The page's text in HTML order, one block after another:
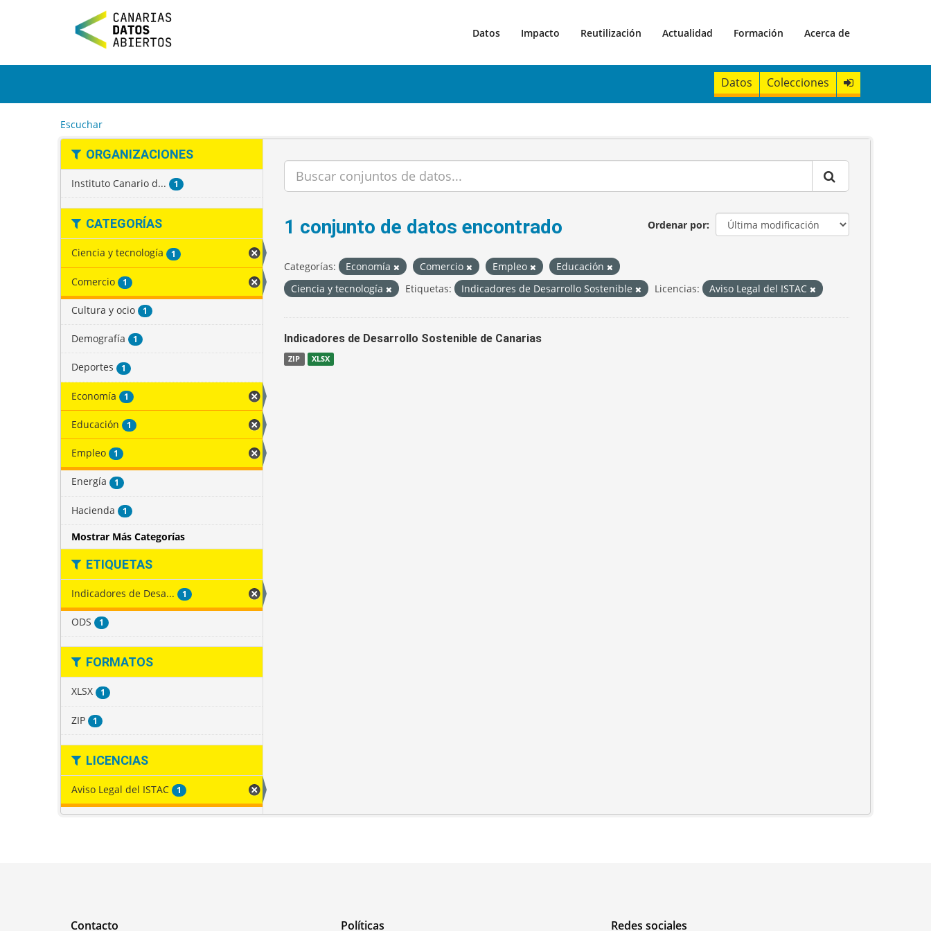
t
Datos Impacto Reutilización Actualidad Formación Acerca de
Datos Colecciones
Escuchar
ORGANIZACIONES
Instituto Canario d... 1
CATEGORÍAS
Ciencia y tecnología 1
Comercio 1
Cultura y ocio 1
Demografía 1
Deportes 1
Economía 1
Educación 1
Empleo 1
Energía 1
Hacienda 1
Mostrar Más Categorías
ETIQUETAS
Indicadores de Desa... 1
ODS 1
FORMATOS
XLSX 1
ZIP 1
LICENCIAS
Aviso Legal del ISTAC 1
Ordenar por
1 conjunto de datos encontrado
Categorías: Economía Comercio Empleo
Educación
Ciencia y tecnología
Etiquetas: Indicadores de Desarrollo Sostenible Licencias: Aviso Legal del ISTAC
Indicadores de Desarrollo Sostenible de Canarias
ZIP XLSX
Contacto Políticas Redes sociales